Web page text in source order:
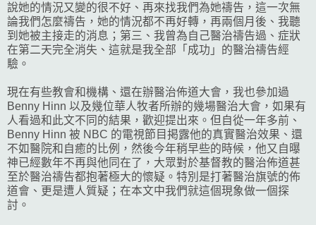
說她的情況又變的很不好、再來找我們為她禱告，這一次無
論我們怎麼禱告，她的情況都不再好轉，再兩個月後、我聽
到她被主接走的消息；第三、我曾為自己醫治禱告過、症狀
在第二天完全消失、這就是我全部「成功」的醫治禱告經
驗。
現在有些教會和機構、還在辦醫治佈道大會，我也參加過
Benny Hinn 以及幾位華人牧者所辦的幾場醫治大會，如果有
人看過和此文不同的結果，歡迎提出來。但自從一年多前、
Benny Hinn 被 NBC 的電視節目掲露他的真實醫治效果、還
不如醫院和自癒的比例，然後今年稍早些的時候，他又自曝
神已經數年不再與他同在了，大眾對於基督教的醫治佈道甚
至於醫治禱告都抱著極大的懷疑。特別是打著醫治旗號的佈
道會、更是遭人質疑；在本文中我們就這個現象做一個探
討。